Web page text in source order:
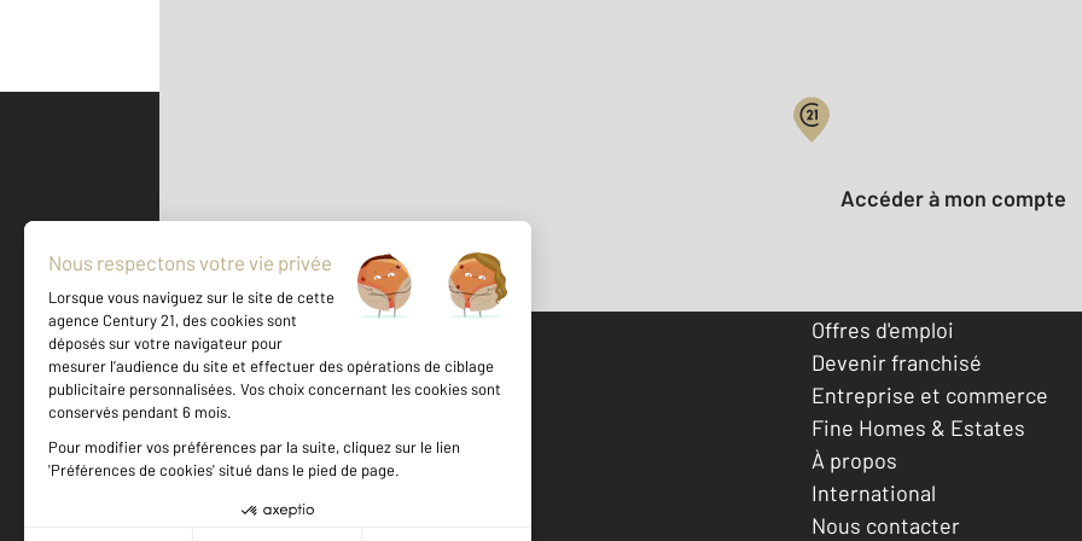
500 m ©Mappy
Votre compte :
Accéder à mon compte
Votre agence est notée
Achat
Location
Offres d'emploi
Devenir franchisé
Entreprise et commerce
Fine Homes & Estates
À propos
International
Nous contacter